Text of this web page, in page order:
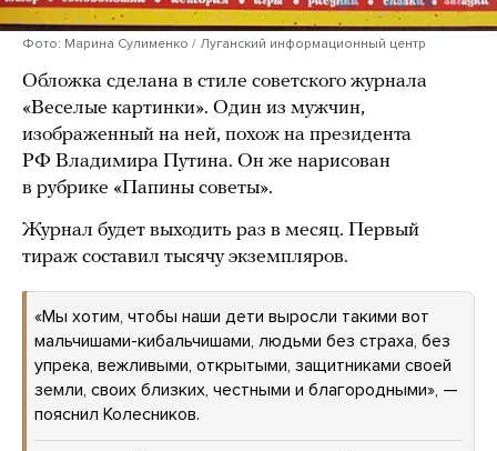
Фото: Марина Сулименко / Луганский информационный центр
Обложка сделана в стиле советского журнала
«Веселые картинки». Один из мужчин,
изображенный на ней, похож на президента
РФ Владимира Путина. Он же нарисован
в рубрике «Папины советы».
Журнал будет выходить раз в месяц. Первый
тираж составил тысячу экземпляров.
«Мы хотим, чтобы наши дети выросли такими вот
мальчишами-кибальчишами, людьми без страха, без
упрека, вежливыми, открытыми, защитниками своей
земли, своих близких, честными и благородными», —
пояснил Колесников.